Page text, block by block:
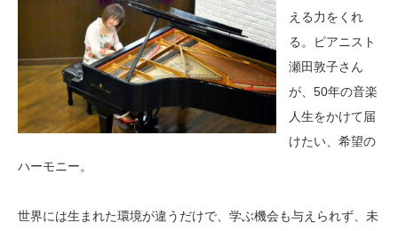
える力をくれ
る。ピアニスト
瀬田敦子さん
が、50年の音楽
人生をかけて届
けたい、希望の
ハーモニー。
世界には生まれた環境が違うだけで、学ぶ機会も与えられず、未